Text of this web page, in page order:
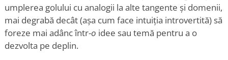
umplerea golului cu analogii la alte tangente și domenii,
mai degrabă decât (așa cum face intuiția introvertită) să
foreze mai adânc într-o idee sau temă pentru a o
dezvolta pe deplin.